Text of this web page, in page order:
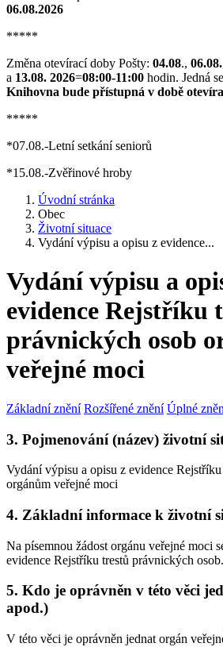
06.08.2026
*****
Změna otevírací doby Pošty: 04.08., 06.08.
a 13.08. 2026=08:00-11:00 hodin. Jedná
Knihovna bude přístupná v době
*****
*07.08.-Letní setkání seniorů
*15.08.-Zvěřinové hroby
Úvodní stránka
Obec
Životní situace
Vydání výpisu a opisu z evidence...
Vydání výpisu a
evidence Rejstříku
právnických osob
veřejné moci
Základní znění Rozšířené znění Úplné
3. Pojmenování (název) životní
Vydání výpisu a opisu z evidence
orgánům veřejné moci
4. Základní informace k životní
Na písemnou žádost orgánu veřejné moci
evidence Rejstříku trestů právnických osob.
5. Kdo je oprávněn v této věci
apod.)
V této věci je oprávněn jednat orgán